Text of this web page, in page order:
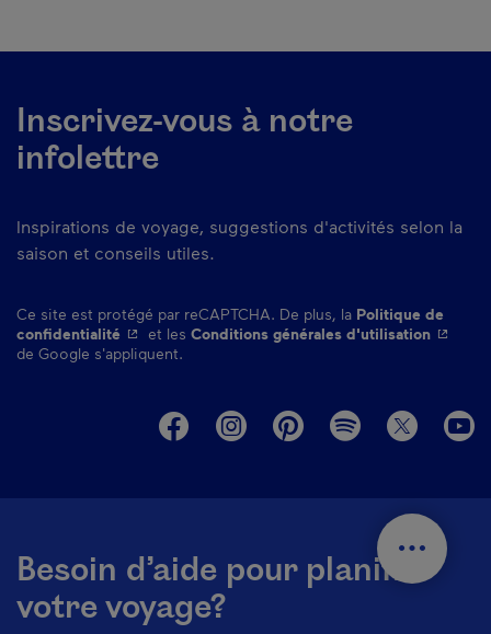
Inscrivez-vous à notre
infolettre
Inspirations de voyage, suggestions d'activités selon la
saison et conseils utiles.
Ce site est protégé par reCAPTCHA. De plus, la Politique de
confidentialité - Cet hyperlien s'ouvrira dans une nouvelle fenêtre.
et les Conditions générales d'utilisation- Cet
de Google s'appliquent.
Besoin d’aide pour planifier
votre voyage?